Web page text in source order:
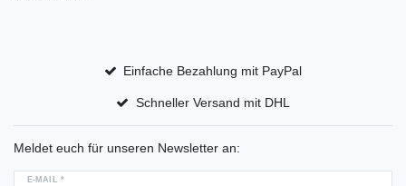
Einfache Bezahlung mit PayPal
Schneller Versand mit DHL
Meldet euch für unseren Newsletter an:
E-MAIL *